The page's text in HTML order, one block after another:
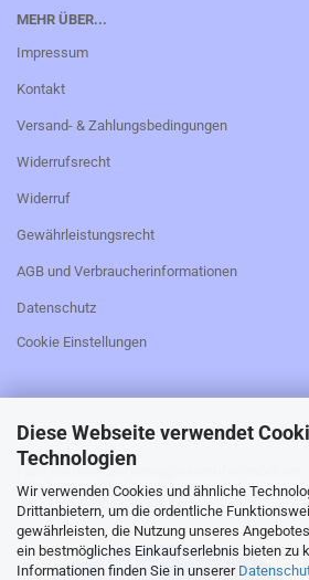
Diese Webseite verwendet
Technologien
Wir verwenden Cookies und ähnliche
Drittanbietern, um die ordentliche
gewährleisten, die Nutzung unseres
ein bestmögliches Einkaufserlebnis bieten zu
Informationen finden Sie in unserer
MEHR ÜBER...
Impressum
Kontakt
Versand- & Zahlungsbedingungen
Widerrufsrecht
Widerruf
Gewährleistungsrecht
AGB und Verbraucherinformationen
Datenschutz
Cookie Einstellungen
Falls Sie den Kaufvertrag widerrufen möchten,
bitte hier klicken: